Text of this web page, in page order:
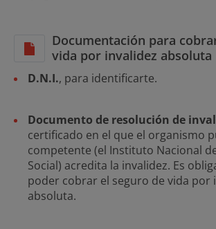
Documentación para
vida por invalidez absoluta
D.N.I., para identificarte.
Documento de resolución de
certificado en el que el organismo
competente (el Instituto Nacional
Social) acredita la invalidez. Es
poder cobrar el seguro de vida por
absoluta.